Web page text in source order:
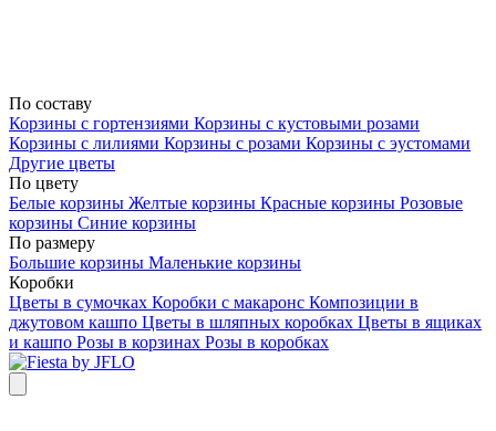
По составу
Корзины с гортензиями Корзины с кустовыми розами
Корзины с лилиями Корзины с розами Корзины с эустомами
Другие цветы
По цвету
Белые корзины Желтые корзины Красные корзины Розовые
корзины Синие корзины
По размеру
Большие корзины Маленькие корзины
Коробки
Цветы в сумочках Коробки с макаронс Композиции в
джутовом кашпо Цветы в шляпных коробках Цветы в ящиках
и кашпо Розы в корзинах Розы в коробках